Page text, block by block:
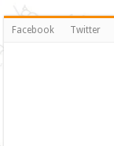
Facebook Twitter